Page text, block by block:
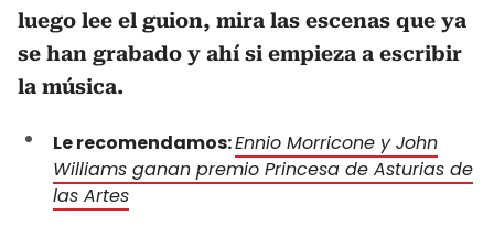
luego lee el guion, mira las escenas que ya
se han grabado y ahí si empieza a escribir
la música.
Le recomendamos:Ennio Morricone y John
Williams ganan premio Princesa de Asturias de
las Artes